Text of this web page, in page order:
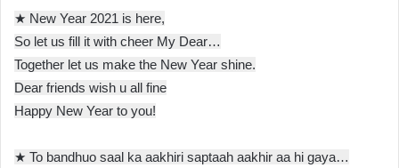
★ New Year 2021 is here,
So let us fill it with cheer My Dear…
Together let us make the New Year shine.
Dear friends wish u all fine
Happy New Year to you!
★ To bandhuo saal ka aakhiri saptaah aakhir aa hi gaya…